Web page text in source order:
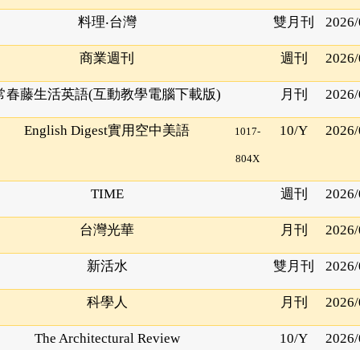
料理‧台灣 雙月刊
商業週刊 週刊
春藤生活英語(互動教學電腦下載版) 月刊
English Digest實用空中美語 1017-
804X
10/Y
TIME 週刊
台灣光華 月刊
新活水 雙月刊
科學人 月刊
The Architectural Review 10/Y